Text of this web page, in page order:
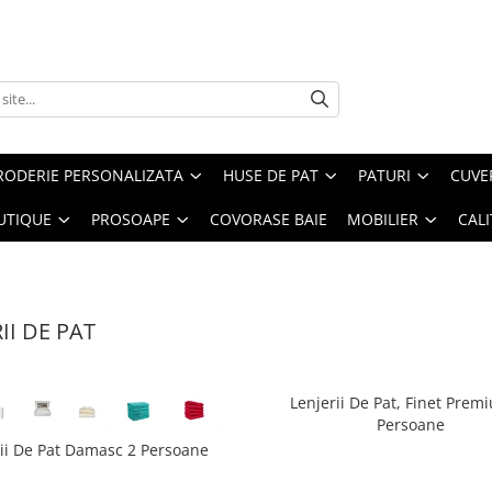
PERSONALIZATA HUSE DE PAT PATURI
PROSOAPE COVORASE BAIE MOBILIER
DE PAT
De Pat Damasc 2 Persoane
Lenjerii De Pat, Finet
Persoane